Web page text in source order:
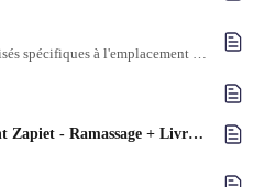
Ajoutez des attributs personnalisés spécifiques à l'emplacement à vos commandes
Suspendre votre abonnement Zapiet - Ramassage + Livraison